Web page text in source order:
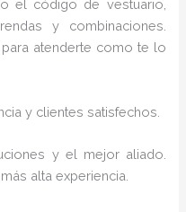
el código de vestuario,
y combinaciones.
atenderte como te lo
y clientes satisfechos.
y el mejor aliado.
alta experiencia.